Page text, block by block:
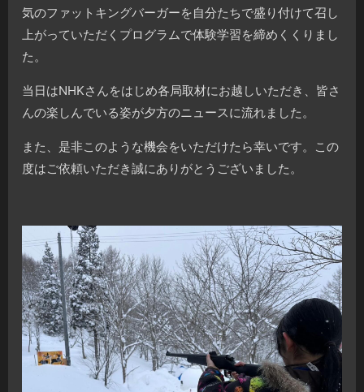
気のファットキングバーガーを自分たちで盛り付けて召し
上がっていただくプログラムで体験学習を締めくくりまし
た。
当日はNHKさんをはじめ各局取材にお越しいただき、皆さ
んの楽しんでいる姿が夕方のニュースに流れました。
また、是非このような機会をいただけたら幸いです。この
度はご依頼いただき誠にありがとうございました。